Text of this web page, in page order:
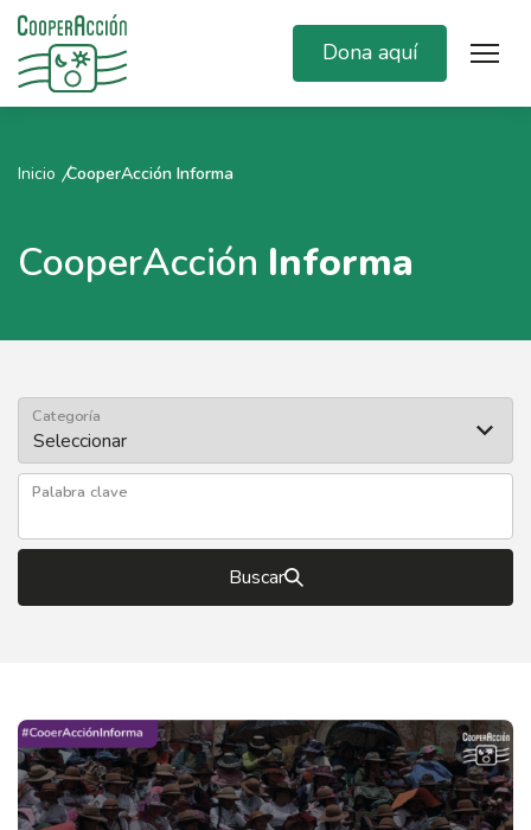
Dona aquí
Inicio CooperAcción Informa
CooperAcción Informa
Categoría
Palabra clave
Buscar